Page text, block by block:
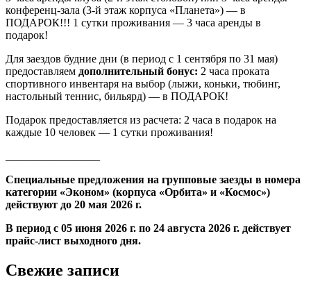
конференц-зала (3-й этаж корпуса «Планета») — в
ПОДАРОК!!! 1 сутки проживания — 3 часа аренды в
подарок!
Для заездов будние дни (в период с 1 сентября по 31 мая)
предоставляем дополнительный бонус: 2 часа проката
спортивного инвентаря на выбор (лыжи, коньки, тюбинг,
настольный теннис, бильярд) — в ПОДАРОК!
Подарок предоставляется из расчета: 2 часа в подарок на
каждые 10 человек — 1 сутки проживания!
Специальные предложения на групповые заезды в номера
категории «Эконом» (корпуса «Орбита» и «Космос»)
действуют до 20 мая 2026 г.
В период с 05 июня 2026 г. по 24 августа 2026 г. действует
прайс-лист выходного дня.
Свежие записи